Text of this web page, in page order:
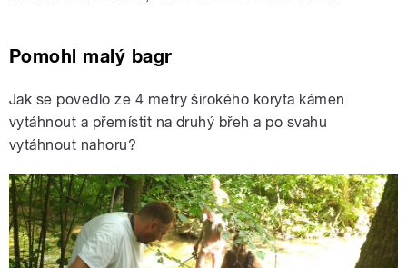
Pomohl malý bagr
Jak se povedlo ze 4 metry širokého koryta kámen
vytáhnout a přemístit na druhý břeh a po svahu
vytáhnout nahoru?